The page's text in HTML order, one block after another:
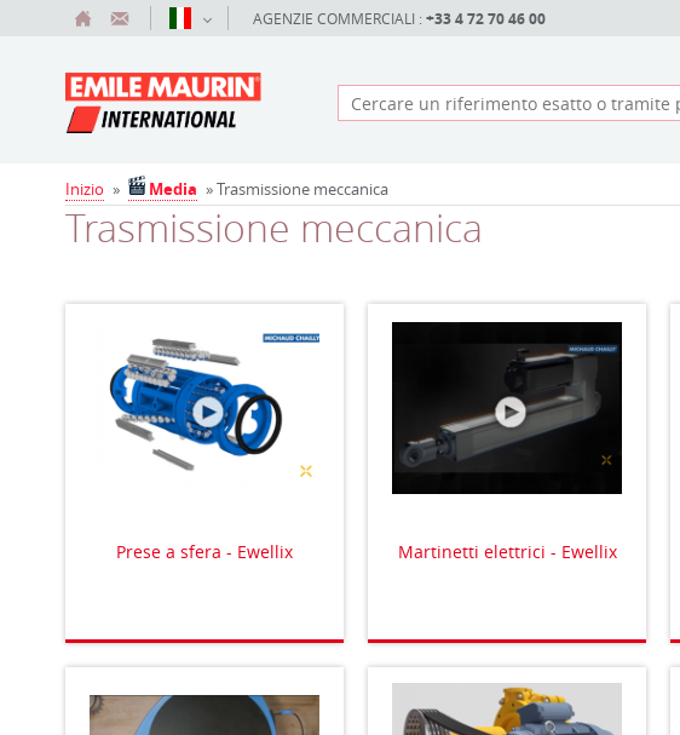
AGENZIE COMMERCIALI : +33 4 72 70 46 00
Inizio » Media » Trasmissione meccanica
Trasmissione meccanica
Prese a sfera - Ewellix Martinetti elettrici - Ewellix